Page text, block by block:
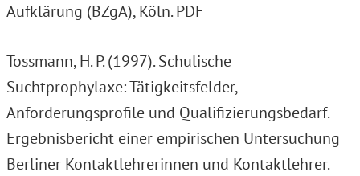
Aufklärung (BZgA), Köln. PDF
Tossmann, H. P. (1997). Schulische
Suchtprophylaxe: Tätigkeitsfelder,
Anforderungsprofile und Qualifizierungsbedarf.
Ergebnisbericht einer empirischen Untersuchung
Berliner Kontaktlehrerinnen und Kontaktlehrer.